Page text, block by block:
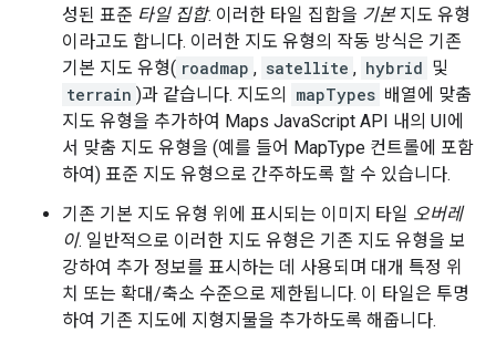
성된 표준 타일 집합. 이러한 타일 집합을 기본지도 유형
이라고도 합니다. 이러한 지도 유형의 작동 방식은 기존
기본 지도 유형( roadmap , satellite , hybrid 및
terrain )과 같습니다. 지도의 mapTypes 배열에 맞춤
지도 유형을 추가하여 Maps JavaScript API 내의 UI에
서 맞춤 지도 유형을 (예를 들어 MapType 컨트롤에 포함
하여) 표준 지도 유형으로 간주하도록 할 수 있습니다.
기존 기본 지도 유형 위에 표시되는 이미지 타일 오버레
이. 일반적으로 이러한 지도 유형은 기존 지도 유형을 보
강하여 추가 정보를 표시하는 데 사용되며 대개 특정 위
치 또는 확대/축소 수준으로 제한됩니다. 이 타일은 투명
하여 기존 지도에 지형지물을 추가하도록 해줍니다.